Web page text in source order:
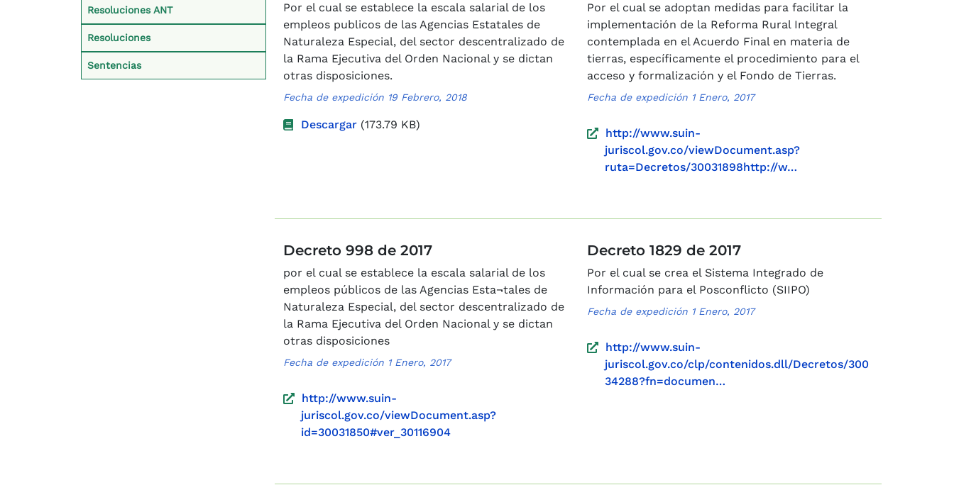
Resoluciones ANT
Resoluciones
Sentencias
Por el cual se establece la escala salarial de los
empleos publicos de las Agencias Estatales de
Naturaleza Especial, del sector descentralizado de
la Rama Ejecutiva del Orden Nacional y se dictan
otras disposiciones.
Fecha de expedición 19 Febrero, 2018
Descargar (173.79 KB)
Por el cual se adoptan medidas para facilitar la
implementación de la Reforma Rural Integral
contemplada en el Acuerdo Final en materia de
tierras, específicamente el procedimiento para el
acceso y formalización y el Fondo de Tierras.
Fecha de expedición 1 Enero, 2017
http://www.suin-
juriscol.gov.co/viewDocument.asp?
ruta=Decretos/30031898http://w…
Decreto 998 de 2017
por el cual se establece la escala salarial de los
empleos públicos de las Agencias Esta¬tales de
Naturaleza Especial, del sector descentralizado de
la Rama Ejecutiva del Orden Nacional y se dictan
otras disposiciones
Fecha de expedición 1 Enero, 2017
http://www.suin-
juriscol.gov.co/viewDocument.asp?
id=30031850#ver_30116904
Decreto 1829 de 2017
Por el cual se crea el Sistema Integrado de
Información para el Posconflicto (SIIPO)
Fecha de expedición 1 Enero, 2017
http://www.suin-
juriscol.gov.co/clp/contenidos.dll/Decretos/300
34288?fn=documen…